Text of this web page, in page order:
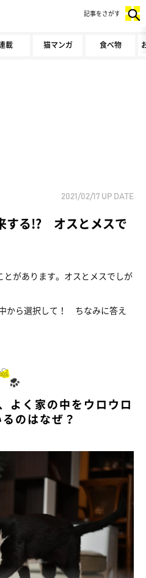
載 猫マンガ 食べ物
記事をさがす
2021/02/17 UP DATE
する!? オスとメスで
があります。オスとメスでしが
から選択して！ ちなみに答え
よく家の中をウロウロ
のはなぜ？